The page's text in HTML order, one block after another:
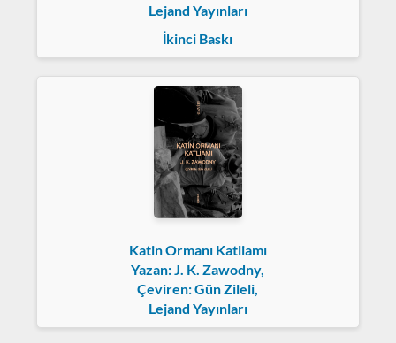
Lejand Yayınları
İkinci Baskı
Katin Ormanı Katliamı
Yazan: J. K. Zawodny,
Çeviren: Gün Zileli,
Lejand Yayınları